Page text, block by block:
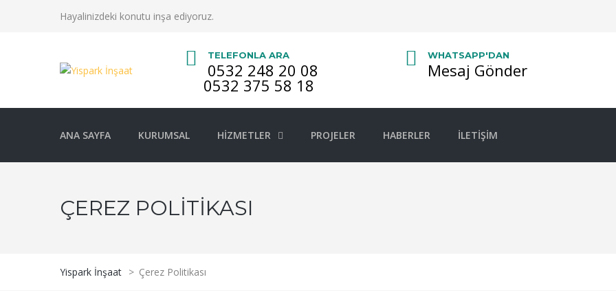
Hayalinizdeki konutu inşa ediyoruz.
TELEFONLA ARA
0532 248 20 08
0532 375 58 18
WHATSAPP'DAN
Mesaj Gönder
ANA SAYFA KURUMSAL HIZMETLER PROJELER HABERLER İLETIŞIM
ÇEREZ POLITIKASI
Yispark İnşaat > Çerez Politikası